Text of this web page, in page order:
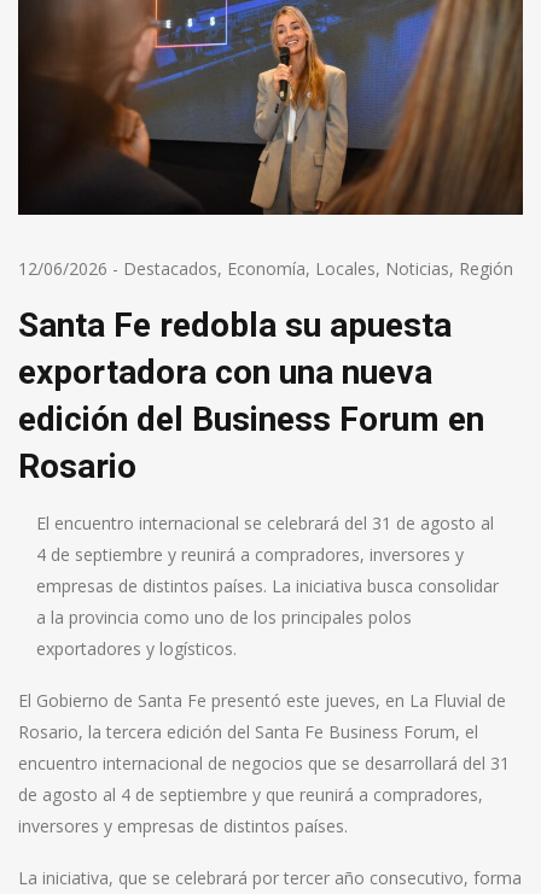
12/06/2026 - Destacados, Economía, Locales, Noticias, Región
Santa Fe redobla su apuesta
exportadora con una nueva
edición del Business Forum en
Rosario
El encuentro internacional se celebrará del 31 de agosto al
4 de septiembre y reunirá a compradores, inversores y
empresas de distintos países. La iniciativa busca consolidar
a la provincia como uno de los principales polos
exportadores y logísticos.
El Gobierno de Santa Fe presentó este jueves, en La Fluvial de
Rosario, la tercera edición del Santa Fe Business Forum, el
encuentro internacional de negocios que se desarrollará del 31
de agosto al 4 de septiembre y que reunirá a compradores,
inversores y empresas de distintos países.
La iniciativa, que se celebrará por tercer año consecutivo, forma